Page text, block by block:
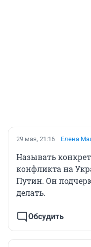
29 мая, 21:16 Елена
Называть
конфликта на
Путин. Он
делать.
Обсудить